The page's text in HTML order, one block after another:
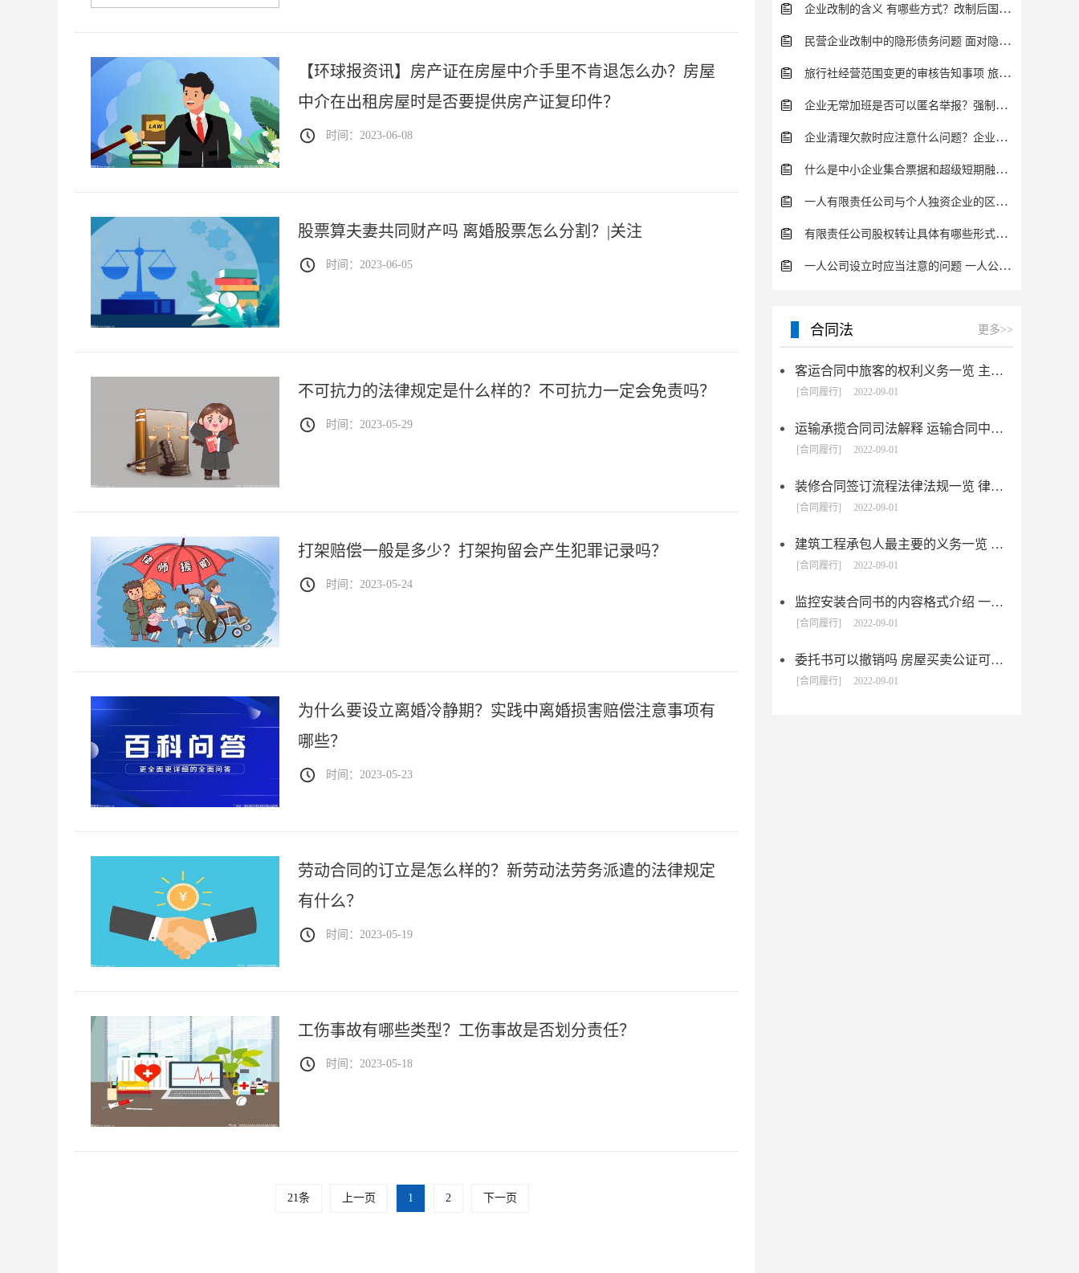
【环球报资讯】房产证在房屋中介手里不肯退怎么办？房屋
中介在出租房屋时是否要提供房产证复印件？
时间：2023-06-08
股票算夫妻共同财产吗 离婚股票怎么分割？|关注
时间：2023-06-05
不可抗力的法律规定是什么样的？不可抗力一定会免责吗？
时间：2023-05-29
打架赔偿一般是多少？打架拘留会产生犯罪记录吗？
时间：2023-05-24
为什么要设立离婚冷静期？实践中离婚损害赔偿注意事项有
哪些？
时间：2023-05-23
劳动合同的订立是怎么样的？新劳动法劳务派遣的法律规定
有什么？
时间：2023-05-19
工伤事故有哪些类型？工伤事故是否划分责任？
时间：2023-05-18
21条 上一页 1 2 下一页
企业改制的含义 有哪些方式？改制后国企员工属于什么性质？
民营企业改制中的隐形债务问题 面对隐形债务问题应该如何解决？
旅行社经营范围变更的审核告知事项 旅游业的发展现状和趋势
企业无常加班是否可以匿名举报？强制加班公司没有加班费怎么办？
企业清理欠款时应注意什么问题？企业短期借款需要注意哪些事项？
什么是中小企业集合票据和超级短期融资券？一起来了解一下吧！
一人有限责任公司与个人独资企业的区别 这些知识你都知道吗？
有限责任公司股权转让具体有哪些形式？来了解下这五种形式
一人公司设立时应当注意的问题 一人公司的特征
合同法 更多>>
客运合同中旅客的权利义务一览 主要包括这些内容
[合同履行] 2022-09-01
运输承揽合同司法解释 运输合同中承运人的义务有哪些
[合同履行] 2022-09-01
装修合同签订流程法律法规一览 律师解答
[合同履行] 2022-09-01
建筑工程承包人最主要的义务一览 承包合同内容介绍
[合同履行] 2022-09-01
监控安装合同书的内容格式介绍 一般包括这些条款
[合同履行] 2022-09-01
委托书可以撤销吗 房屋买卖公证可否撤销
[合同履行] 2022-09-01